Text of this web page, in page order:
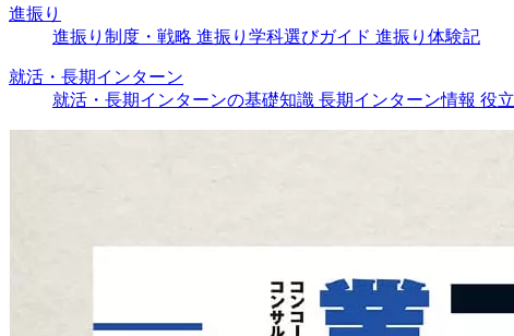
進振り
進振り制度・戦略 進振り学科選びガイド 進振り体験記
就活・長期インターン
就活・長期インターンの基礎知識 長期インターン情報 役